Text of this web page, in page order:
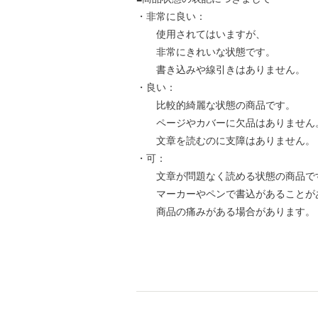
・非常に良い：
使用されてはいますが、
非常にきれいな状態です。
書き込みや線引きはありません。
・良い：
比較的綺麗な状態の商品です。
ページやカバーに欠品はありません
文章を読むのに支障はありません。
・可：
文章が問題なく読める状態の商品で
マーカーやペンで書込があることが
商品の痛みがある場合があります。